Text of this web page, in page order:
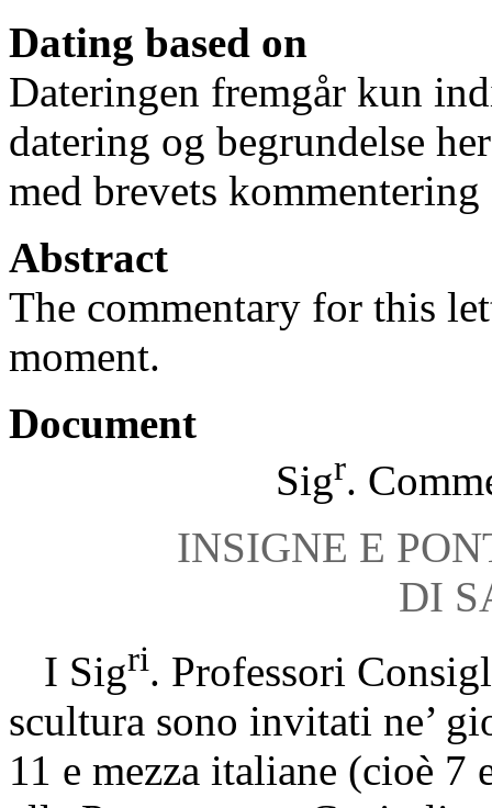
Dating based on
Dateringen fremgår kun
datering og begrundelse
med brevets kommentering
Abstract
The commentary for this
moment.
Document
Sigr.
INSIGNE E
DI
I Sigri. Professori
scultura sono invitati ne’
11 e mezza italiane (cioè 7